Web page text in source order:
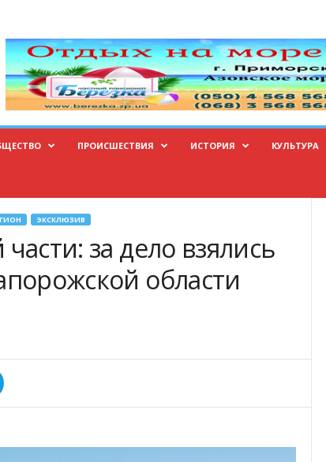
ПРОИСШЕСТВИЯ ИСТОРИЯ КУЛЬТУРА
ЭКСКЛЮЗИВ
за дело взялись
области